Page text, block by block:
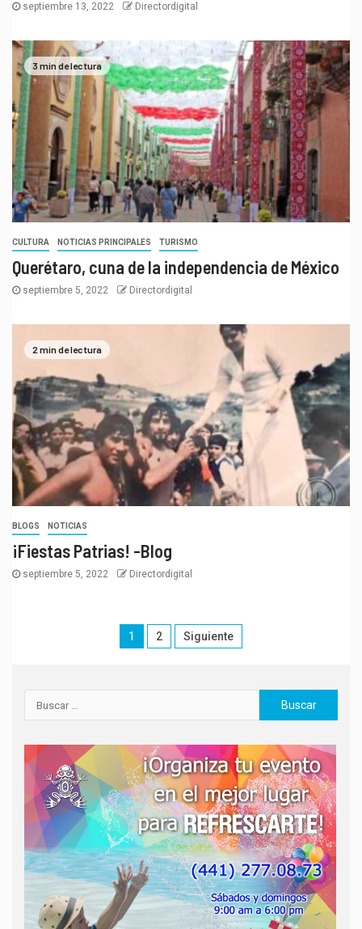
septiembre 13, 2022 Directordigital
3 min de lectura
CULTURA NOTICIAS PRINCIPALES TURISMO
Querétaro, cuna de la independencia de México
septiembre 5, 2022 Directordigital
2 min de lectura
BLOGS NOTICIAS
¡Fiestas Patrias! -Blog
septiembre 5, 2022 Directordigital
1 2 Siguiente